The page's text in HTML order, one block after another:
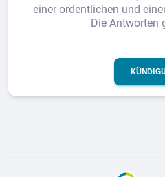
einer ordentlichen und
Die Antworten